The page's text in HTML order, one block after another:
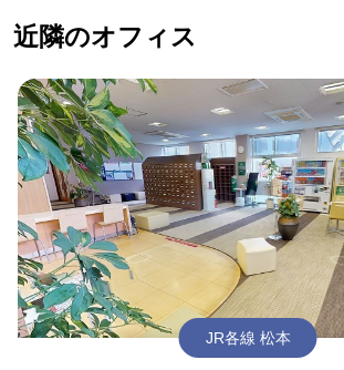
近隣のオフィス
JR各線 松本